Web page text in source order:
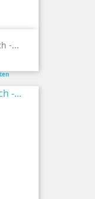
-...